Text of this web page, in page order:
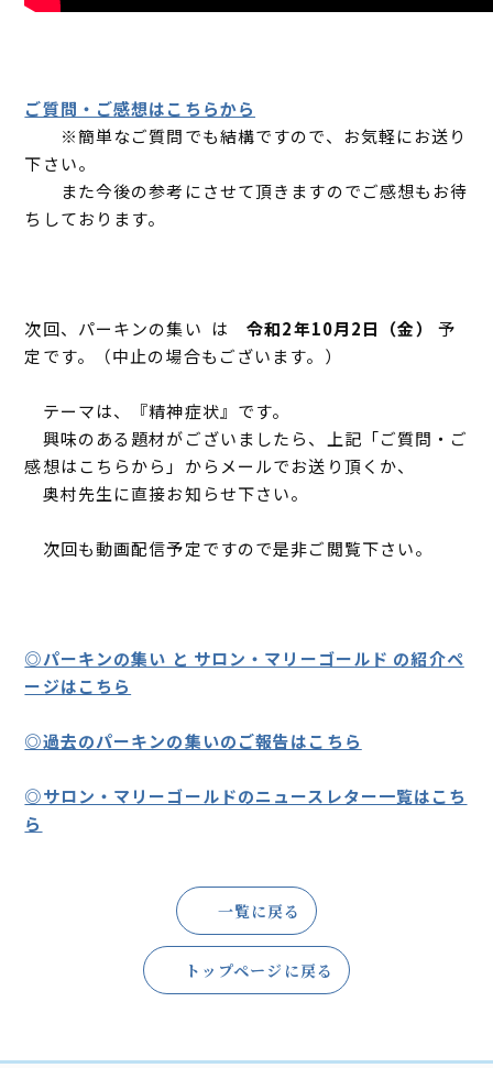
ご質問・ご感想はこちらから
※簡単なご質問でも結構ですので、お気軽にお送り
下さい。
また今後の参考にさせて頂きますのでご感想もお待
ちしております。
次回、パーキンの集い は令和2年10月2日（金） 予
定です。（中止の場合もございます。）
テーマは、『精神症状』です。
興味のある題材がございましたら、上記「ご質問・ご
感想はこちらから」からメールでお送り頂くか、
奥村先生に直接お知らせ下さい。
次回も動画配信予定ですので是非ご閲覧下さい。
◎パーキンの集い と サロン・マリーゴールド の紹介ペ
ージはこちら
◎過去のパーキンの集いのご報告はこちら
◎サロン・マリーゴールドのニュースレター一覧はこち
ら
一覧に戻る
トップページに戻る